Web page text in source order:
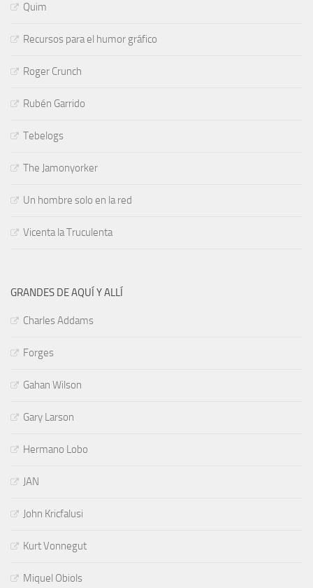
Quim
Recursos para el humor gráfico
Roger Crunch
Rubén Garrido
Tebelogs
The Jamonyorker
Un hombre solo en la red
Vicenta la Truculenta
GRANDES DE AQUÍ Y ALLÍ
Charles Addams
Forges
Gahan Wilson
Gary Larson
Hermano Lobo
JAN
John Kricfalusi
Kurt Vonnegut
Miquel Obiols